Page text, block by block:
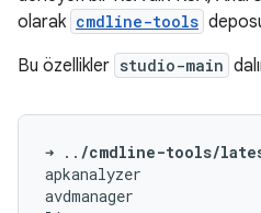
olarak cmdline-tools
Bu özellikler studio-main
➜ .. /cmdline-tools/
apkanalyzer
avdmanager